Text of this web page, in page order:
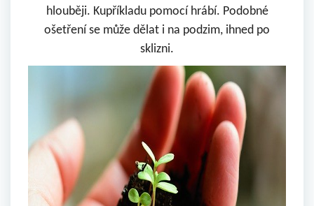
hlouběji. Kupříkladu pomocí hrábí. Podobné
ošetření se může dělat i na podzim, ihned po
sklizni.